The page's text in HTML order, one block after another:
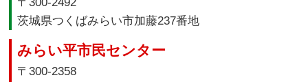
茨城県つくばみらい市加藤237番地
みらい平市民センター
〒300-2358